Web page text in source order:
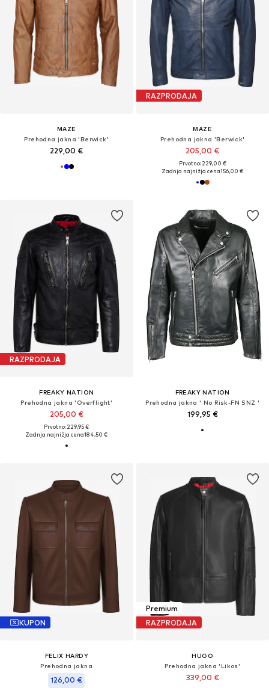
MAZE
Prehodna jakna 'Berwick'
229,00 €
RAZPRODAJA
MAZE
Prehodna jakna 'Berwick'
205,00 €
Prvotno: 229,00 €
Zadnja najnižja cena156,00 €
RAZPRODAJA
FREAKY NATION
Prehodna jakna 'Overflight'
205,00 €
Prvotno: 229,95 €
Zadnja najnižja cena184,50 €
FREAKY NATION
Prehodna jakna ' No Risk-FN SNZ '
199,95 €
KUPON
FELIX HARDY
Prehodna jakna
126,00 €
Premium
RAZPRODAJA
HUGO
Prehodna jakna 'Likos'
339,00 €